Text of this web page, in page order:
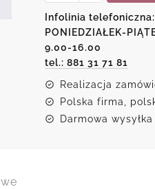
szkicem
twarzy
Infolinia telefoniczna:
PONIEDZIAŁEK-
9.00-16.00
tel.: 881 31 71 81
Realizacja
Polska firma,
Darmowa